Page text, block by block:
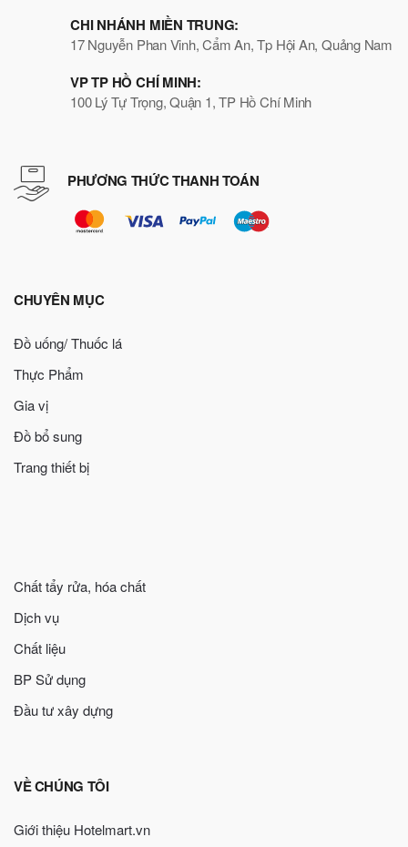
CHI NHÁNH MIỀN TRUNG:
17 Nguyễn Phan Vinh, Cẩm An, Tp Hội An, Quảng Nam
VP TP HỒ CHÍ MINH:
100 Lý Tự Trọng, Quận 1, TP Hồ Chí Minh
PHƯƠNG THỨC THANH TOÁN
CHUYÊN MỤC
Đồ uống/ Thuốc lá
Thực Phẩm
Gia vị
Đồ bổ sung
Trang thiết bị
Chất tẩy rửa, hóa chất
Dịch vụ
Chất liệu
BP Sử dụng
Đầu tư xây dựng
VỀ CHÚNG TÔI
Giới thiệu Hotelmart.vn